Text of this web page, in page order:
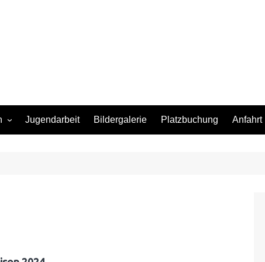
Jugendarbeit Bildergalerie Platzbuchung Anfahrt